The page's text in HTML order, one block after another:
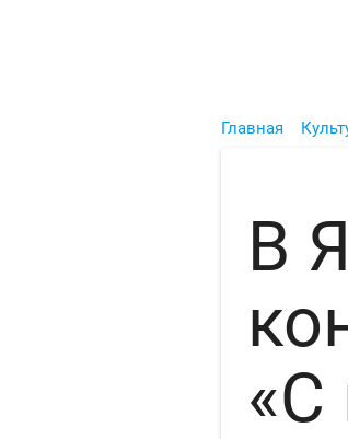
Главная
В
«С